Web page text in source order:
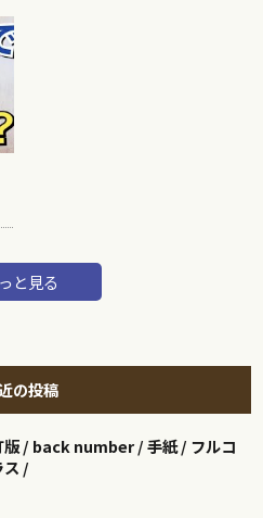
と見る
の投稿
版 / back number / 手紙 / フルコ
ス /